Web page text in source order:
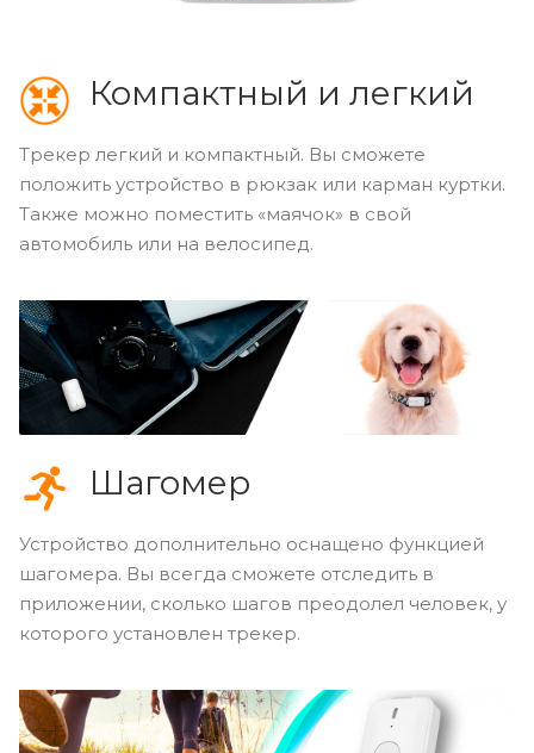
Компактный и легкий
Трекер легкий и компактный. Вы сможете
положить устройство в рюкзак или карман куртки.
Также можно поместить «маячок» в свой
автомобиль или на велосипед.
Шагомер
Устройство дополнительно оснащено функцией
шагомера. Вы всегда сможете отследить в
приложении, сколько шагов преодолел человек, у
которого установлен трекер.